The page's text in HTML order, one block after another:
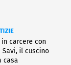
in carcere con
Savi, il cuscino
casa